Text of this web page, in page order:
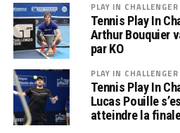
PLAY IN
Tennis Play In
Arthur Bouquier
par KO
PLAY IN
Tennis Play In
Lucas Pouille
atteindre la